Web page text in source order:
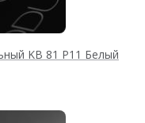
KB 81 Р11 Белый